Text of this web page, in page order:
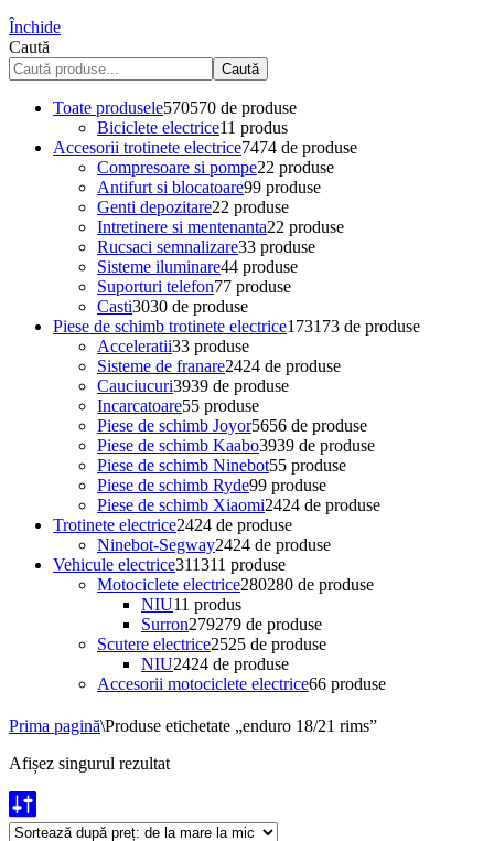
Închide
Caută
Caută
Toate produsele570570 de produse
Biciclete electrice11 produs
Accesorii trotinete electrice7474 de produse
Compresoare si pompe22 produse
Antifurt si blocatoare99 produse
Genti depozitare22 produse
Intretinere si mentenanta22 produse
Rucsaci semnalizare33 produse
Sisteme iluminare44 produse
Suporturi telefon77 produse
Casti3030 de produse
Piese de schimb trotinete electrice173173 de produse
Acceleratii33 produse
Sisteme de franare2424 de produse
Cauciucuri3939 de produse
Incarcatoare55 produse
Piese de schimb Joyor5656 de produse
Piese de schimb Kaabo3939 de produse
Piese de schimb Ninebot55 produse
Piese de schimb Ryde99 produse
Piese de schimb Xiaomi2424 de produse
Trotinete electrice2424 de produse
Ninebot-Segway2424 de produse
Vehicule electrice311311 produse
Motociclete electrice280280 de produse
NIU11 produs
Surron279279 de produse
Scutere electrice2525 de produse
NIU2424 de produse
Accesorii motociclete electrice66 produse
Prima pagină\Produse etichetate „enduro 18/21 rims”
Afișez singurul rezultat